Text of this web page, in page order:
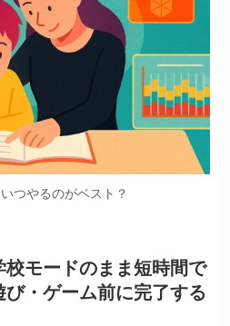
つやるのがベスト？
校モードのまま短時間で
・ゲーム前に完了する